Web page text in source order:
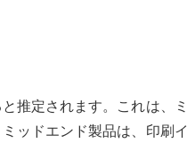
推定されます。これは、
ッドエンド製品は、印刷